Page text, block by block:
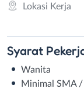
Lokasi Kerja
Syarat
Wanita
Minimal SMA